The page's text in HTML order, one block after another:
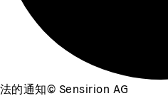
法的通知© Sensirion AG